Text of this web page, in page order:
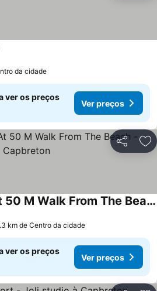
preços
da cidade
ver os preços
Ver preços
Partilhar
New Apartment At 50 M Walk From The Beach - Capbreton
km de Centro da cidade
ver os preços
Ver preços